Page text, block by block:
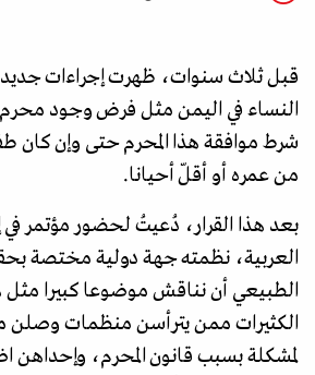
قبل ثلاث سنوات، ظهرت إجراءات
النساء في اليمن مثل فرض وجود محرم
شرط موافقة هذا المحرم حتى وإن كان
من عمره أو أقلّ أحيانا.
بعد هذا القرار، دُعيتُ لحضور مؤتمر
العربية، نظمته جهة دولية مختصة
الطبيعي أن نناقش موضوعا كبيرا
الكثيرات ممن يترأسن منظمات
لمشكلة بسبب قانون المحرم، وإحداهن